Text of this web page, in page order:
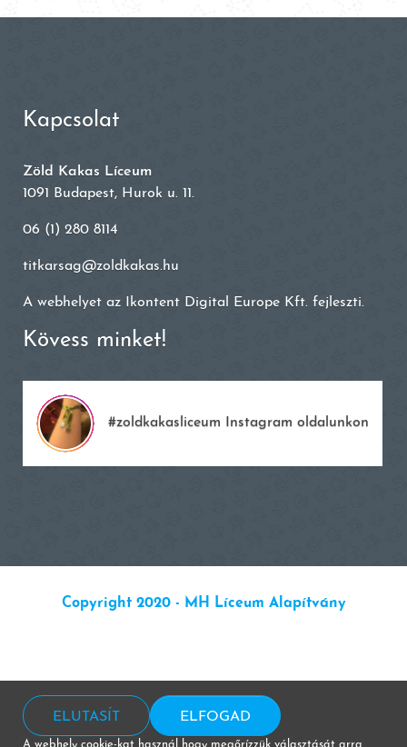
Kapcsolat
Zöld Kakas Líceum
1091 Budapest, Hurok u. 11.
06 (1) 280 8114
titkarsag@zoldkakas.hu
A webhelyet az Ikontent Digital Europe Kft. fejleszti.
Kövess minket!
#zoldkakasliceum Instagram oldalunkon
Copyright 2020 - MH Líceum Alapítvány
ELUTASÍT ELFOGAD